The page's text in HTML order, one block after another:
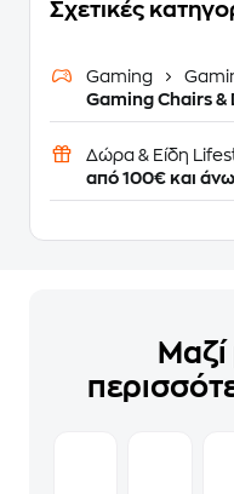
Σχετικές
Gaming
Gaming Chairs &
Δώρα & Είδη
από 100€ και άνω
Μαζί